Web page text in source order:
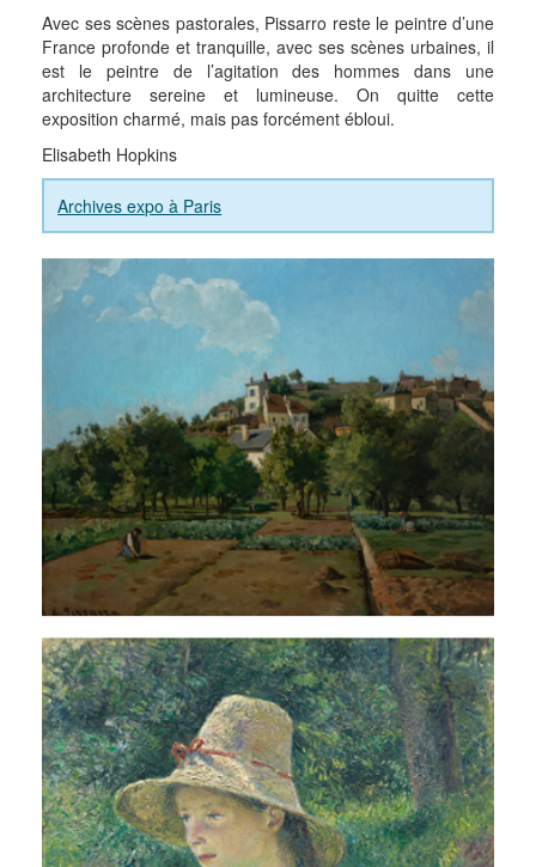
Avec ses scènes pastorales, Pissarro reste le peintre d’une
France profonde et tranquille, avec ses scènes urbaines, il
est le peintre de l’agitation des hommes dans une
architecture sereine et lumineuse. On quitte cette
exposition charmé, mais pas forcément ébloui.
Elisabeth Hopkins
Archives expo à Paris